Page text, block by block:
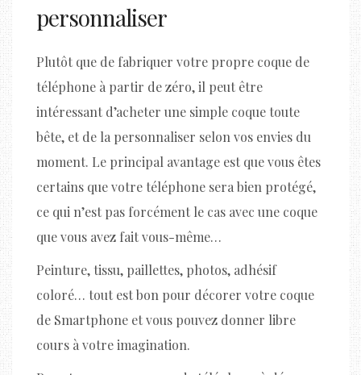
personnaliser
Plutôt que de fabriquer votre propre coque de
téléphone à partir de zéro, il peut être
intéressant d’acheter une simple coque toute
bête, et de la personnaliser selon vos envies du
moment. Le principal avantage est que vous êtes
certains que votre téléphone sera bien protégé,
ce qui n’est pas forcément le cas avec une coque
que vous avez fait vous-même…
Peinture, tissu, paillettes, photos, adhésif
coloré… tout est bon pour décorer votre coque
de Smartphone et vous pouvez donner libre
cours à votre imagination.